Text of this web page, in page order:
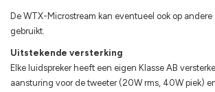
De WTX-Microstream kan eventueel ook op
gebruikt.
Uitstekende versterking
Elke luidspreker heeft een eigen Klasse AB
aansturing voor de tweeter (20W rms, 40W piek)